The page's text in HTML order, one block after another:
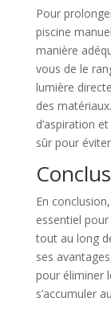
Pour
piscine
manière
vous de le
lumière
des
d’aspiration
sûr pour
En
essentiel
tout au long
ses
pour éliminer
s’accumuler